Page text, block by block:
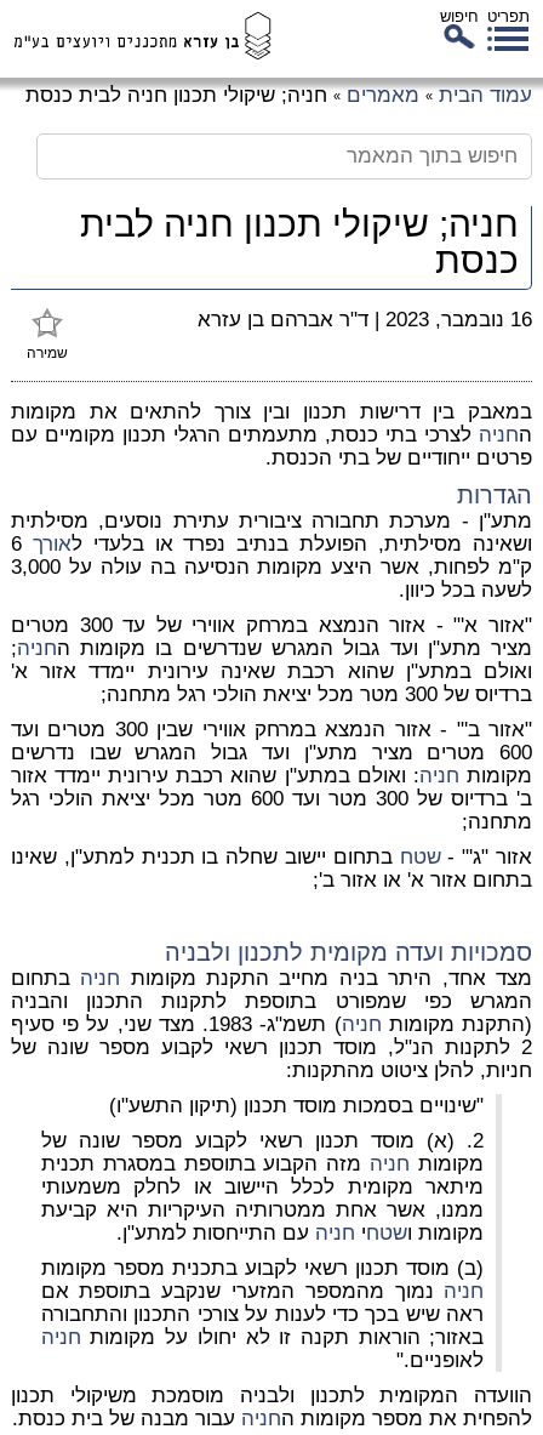
תפריט חיפוש
עמוד הבית » מאמרים » חניה; שיקולי תכנון חניה לבית כנסת
חניה; שיקולי תכנון חניה לבית
כנסת
שמירה
16 נובמבר, 2023 | ד"ר אברהם בן עזרא
במאבק בין דרישות תכנון ובין צורך להתאים את מקומות
החניה לצרכי בתי כנסת, מתעמתים הרגלי תכנון מקומיים עם
פרטים ייחודיים של בתי הכנסת.
הגדרות
מתע"ן - מערכת תחבורה ציבורית עתירת נוסעים, מסילתית
ושאינה מסילתית, הפועלת בנתיב נפרד או בלעדי לאורך 6
ק"מ לפחות, אשר היצע מקומות הנסיעה בה עולה על 3,000
לשעה בכל כיוון.
"אזור א'" - אזור הנמצא במרחק אווירי של עד 300 מטרים
מציר מתע"ן ועד גבול המגרש שנדרשים בו מקומות החניה;
ואולם במתע"ן שהוא רכבת שאינה עירונית יימדד אזור א'
ברדיוס של 300 מטר מכל יציאת הולכי רגל מתחנה;
"אזור ב'" - אזור הנמצא במרחק אווירי שבין 300 מטרים ועד
600 מטרים מציר מתע"ן ועד גבול המגרש שבו נדרשים
מקומות חניה: ואולם במתע"ן שהוא רכבת עירונית יימדד אזור
ב' ברדיוס של 300 מטר ועד 600 מטר מכל יציאת הולכי רגל
מתחנה;
אזור "ג'" -שטח בתחום יישוב שחלה בו תכנית למתע"ן, שאינו
בתחום אזור א' או אזור ב';
סמכויות ועדה מקומיתלתכנון ולבניה
מצד אחד, היתר בניה מחייב התקנת מקומות חניה בתחום
המגרש כפי שמפורט בתוספת לתקנות התכנון והבניה
(התקנת מקומות חניה
) תשמ"ג- 1983. מצד שני, על פי סעיף
2 לתקנות הנ"ל, מוסד תכנון רשאי לקבוע מספר שונה של
חניות, להלן ציטוט מהתקנות:
"שינויים בסמכות מוסד תכנון (תיקון התשע"ו)
2. (א) מוסד תכנון רשאי לקבוע מספר שונה של
מקומות חניה מזה הקבוע בתוספת במסגרת תכנית
מיתאר מקומית לכלל היישוב או לחלק משמעותי
ממנו, אשר אחת ממטרותיה העיקריות היא קביעת
מקומות ושטחי חניה עם התייחסות למתע"ן.
(ב) מוסד תכנון רשאי לקבוע בתכנית מספר מקומות
חניה נמוך מהמספר המזערי שנקבע בתוספת אם
ראה שיש בכך כדי לענות על צורכי התכנון והתחבורה
באזור; הוראות תקנה זו לא יחולו על מקומות חניה
לאופניים."
הוועדה המקומית לתכנון ולבניה מוסמכת משיקולי תכנון
להפחית את מספר מקומות החניה עבור מבנה של בית כנסת.